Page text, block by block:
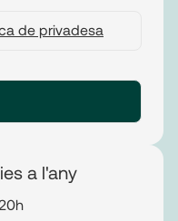
de privadesa
a l'any